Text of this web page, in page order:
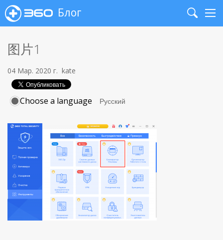
Блог
Search
图片1
04 Мар. 2020 г. kate
Choose a language